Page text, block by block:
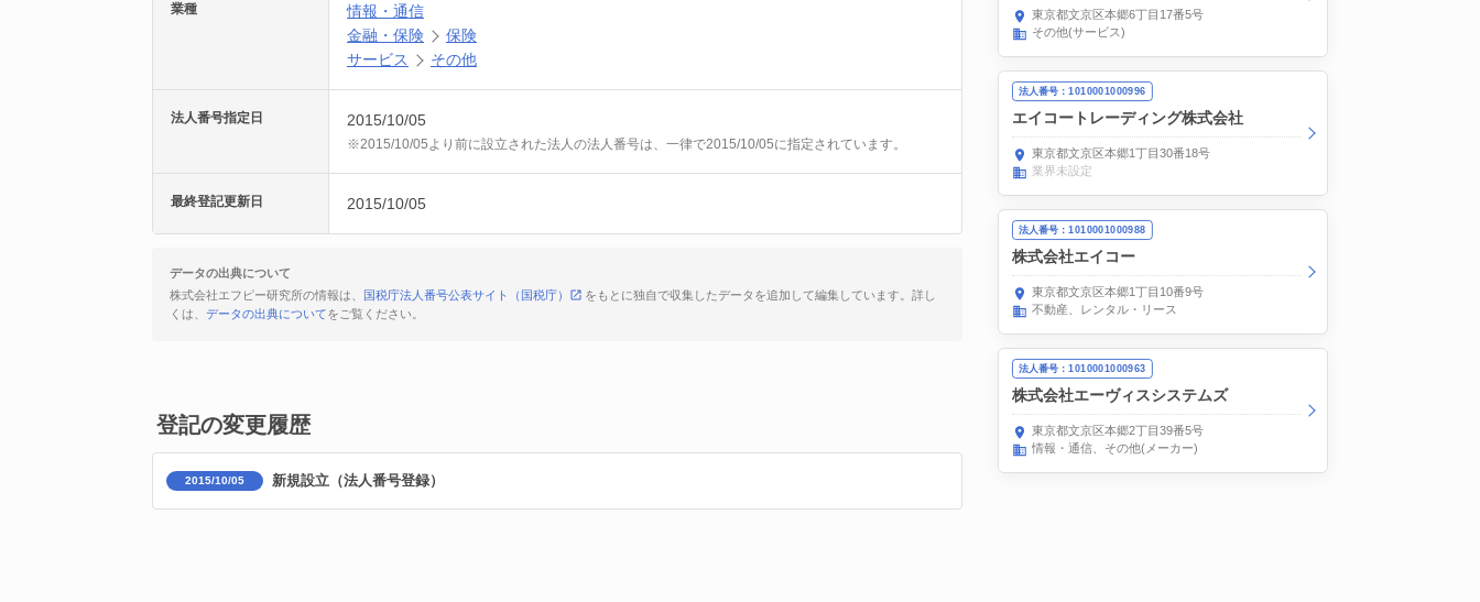
業種
情報・通信
金融・保険
保険
サービス
その他
法人番号指定日 2015/10/05
※2015/10/05より前に設立された法人の法人番号は、一律で2015/10/05に指定されています。
最終登記更新日 2015/10/05
データの出典について
株式会社エフピー研究所の情報は、
国税庁法人番号公表サイト（国税庁）
をもとに独自で収集したデータを追加して編集しています。詳し
くは、 データの出典についてをご覧ください。
登記の変更履歴
2015/10/05 新規設立（法人番号登録）
東京都文京区本郷6丁目17番5号
その他(サービス)
法人番号：1010001000996
エイコートレーディング株式会社
東京都文京区本郷1丁目30番18号
業界未設定
法人番号：1010001000988
株式会社エイコー
東京都文京区本郷1丁目10番9号
不動産、レンタル・リース
法人番号：1010001000963
株式会社エーヴィスシステムズ
東京都文京区本郷2丁目39番5号
情報・通信
その他(メーカー)